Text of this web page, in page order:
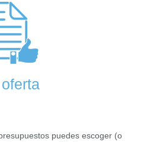
puedes escoger (o